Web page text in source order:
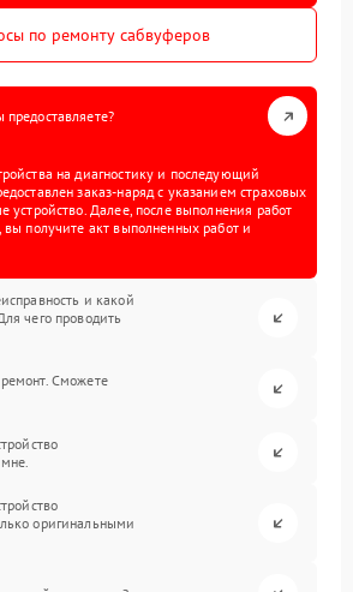
по ремонту сабвуферов
на диагностику и последующий
заказ-наряд с указанием страховых
устройство. Далее, после выполнения работ
вы получите акт выполненных работ и
и какой
чего проводить
Сможете
оригинальными